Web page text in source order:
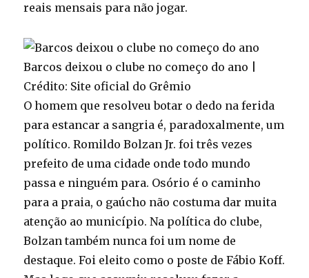
reais mensais para não jogar.
Barcos deixou o clube no começo do ano |
Crédito: Site oficial do Grêmio
O homem que resolveu botar o dedo na ferida
para estancar a sangria é, paradoxalmente, um
político. Romildo Bolzan Jr. foi três vezes
prefeito de uma cidade onde todo mundo
passa e ninguém para. Osório é o caminho
para a praia, o gaúcho não costuma dar muita
atenção ao município. Na política do clube,
Bolzan também nunca foi um nome de
destaque. Foi eleito como o poste de Fábio Koff.